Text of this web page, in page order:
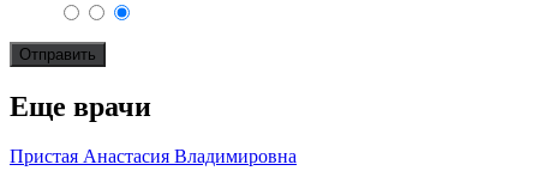
Еще врачи
Пристая Анастасия Владимировна